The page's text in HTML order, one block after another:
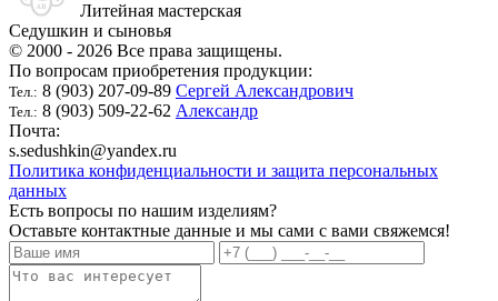
Литейная мастерская
Седушкин и сыновья
© 2000 - 2026 Все права защищены.
По вопросам приобретения продукции:
Тел.: 8 (903) 207-09-89 Сергей Александрович
Тел.: 8 (903) 509-22-62 Александр
Почта:
s.sedushkin@yandex.ru
Политика конфиденциальности и защита персональных
данных
Есть вопросы по нашим изделиям?
Оставьте контактные данные и мы сами с вами свяжемся!